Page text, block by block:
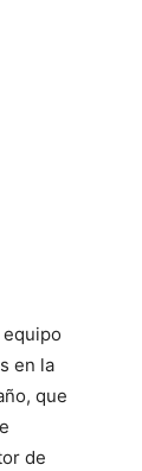
en la
que
de